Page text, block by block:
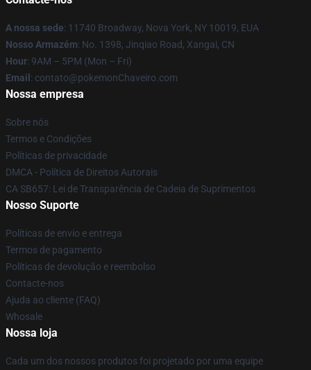
A nossa sede: 11740 Broadway, Nova York, NY 10019, EUA
Nosso Armazém: No. 1398, Jinqiao Road, Xangai, CN
Hour: 9AM – 5PM (Mon – Fri)
Email : contato@pokemonChaveiro.com
Nossa empresa
Sobre nós
Termos e Condições
Políticas de privacidade
DMCA - Política de Direitos Autorais
CA SB657: Lei de Transparência de Cadeia de Suprimentos
Nosso Suporte
Políticas de envio e entrega
Termos de pagamento
Políticas de devolução e reembolso
Contacte-nos
Ajuda ao cliente (FAQ)
Whosale
Nossa loja
Cada um dos nossos produtos foi projetado por uma equipe